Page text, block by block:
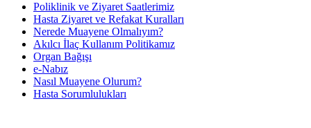
Poliklinik ve Ziyaret Saatlerimiz
Hasta Ziyaret ve Refakat Kuralları
Nerede Muayene Olmalıyım?
Akılcı İlaç Kullanım Politikamız
Organ Bağışı
e-Nabız
Nasıl Muayene Olurum?
Hasta Sorumlulukları